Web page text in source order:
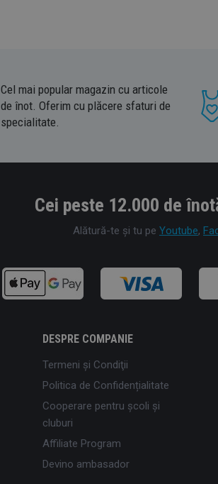
Cel mai popular magazin cu articole
de înot. Oferim cu plăcere sfaturi de
specialitate.
Cei peste 12.000 de
Alătură-te și tu pe Youtube,
DESPRE COMPANIE
Termeni şi Condiţii
Politica de Confidențialitate
Cooperare pentru școli și
cluburi
Affiliate Program
Devino ambasador